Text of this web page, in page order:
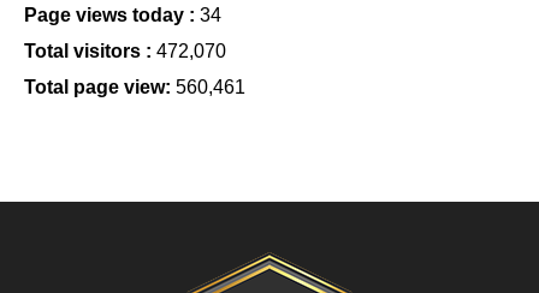
Page views today : 34
Total visitors : 472,070
Total page view: 560,461